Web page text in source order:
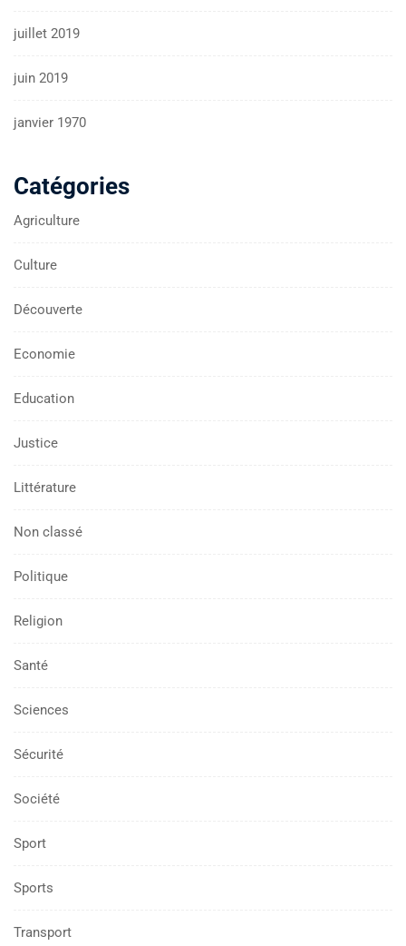
juillet 2019
juin 2019
janvier 1970
Catégories
Agriculture
Culture
Découverte
Economie
Education
Justice
Littérature
Non classé
Politique
Religion
Santé
Sciences
Sécurité
Société
Sport
Sports
Transport